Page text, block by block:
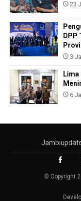
23
DPP
3
6
© Copyright